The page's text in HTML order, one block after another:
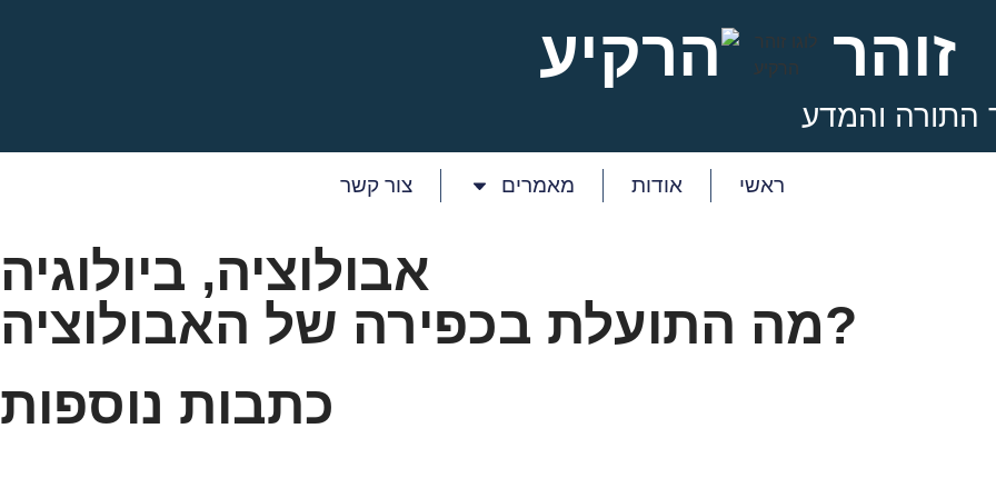
הרקיע זוהר
התורה והמדע
ראשי אודות מאמרים צור קשר
אבולוציה, ביולוגיה
מה התועלת בכפירה של האבולוציה?
כתבות נוספות